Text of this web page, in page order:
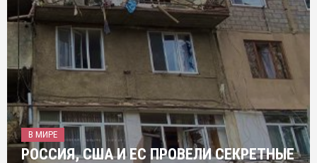
В МИРЕ
РОССИЯ, США И ЕС ПРОВЕЛИ СЕКРЕТНЫЕ